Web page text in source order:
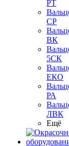
РТ
СР
ВК
5СК
ЕКО
РА
ЛВК
Ещё